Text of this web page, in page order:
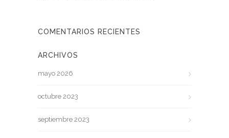
COMENTARIOS RECIENTES
ARCHIVOS
mayo 2026
octubre 2023
septiembre 2023